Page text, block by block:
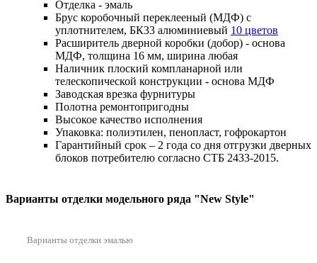
Отделка - эмаль
Брус коробочный переклееный (МДФ) с
уплотнителем, БК33 алюминиевый 10 цветов
Расширитель дверной коробки (добор) - основа
МДФ, толщина 16 мм, ширина любая
Наличник плоский компланарной или
телескопической конструкции - основа МДФ
Заводская врезка фурнитуры
Полотна ремонтопригодны
Высокое качество исполнения
Упаковка: полиэтилен, пенопласт, гофрокартон
Гарантийный срок – 2 года со дня отгрузки дверных
блоков потребителю согласно СТБ 2433-2015.
Варианты отделки модельного ряда "New Style"
Варианты отделки эмалью